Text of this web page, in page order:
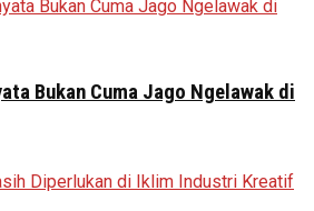
Bukan Cuma Jago Ngelawak di